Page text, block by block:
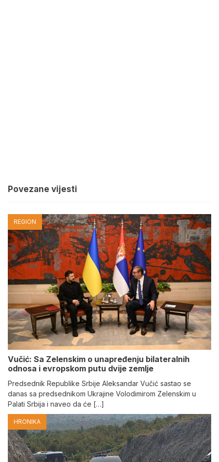
Povezane vijesti
REGION
Vučić: Sa Zelenskim o unapređenju bilateralnih
odnosa i evropskom putu dvije zemlje
Predsednik Republike Srbije Aleksandar Vučić sastao se
danas sa predsednikom Ukrajine Volodimirom Zelenskim u
Palati Srbija i naveo da će […]
HRONIKA